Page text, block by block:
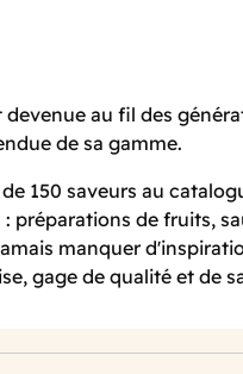
devenue au fil des
de sa gamme.
150 saveurs au
préparations de fruits,
manquer
gage de qualité et de